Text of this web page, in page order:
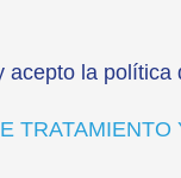
acepto la política